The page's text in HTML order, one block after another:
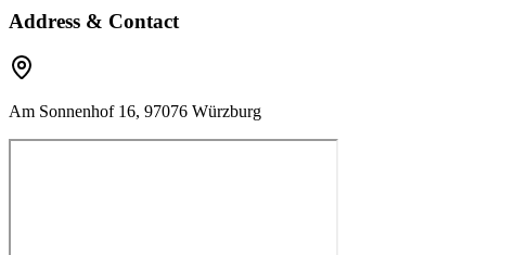
Address & Contact
Am Sonnenhof 16, 97076 Würzburg